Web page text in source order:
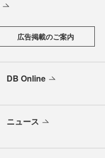
広告掲載のご案内
DB Online
ニュース